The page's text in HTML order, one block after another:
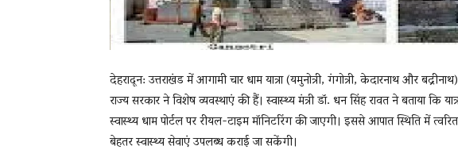
देहरादून: उत्तराखंड में आगामी चार धाम यात्रा (यमुनोत्री, गंगोत्री, केदारनाथ और
राज्य सरकार ने विशेष व्यवस्थाएं की हैं। स्वास्थ्य मंत्री डॉ. धन सिंह रावत ने बताया कि
स्वास्थ्य धाम पोर्टल पर रीयल-टाइम मॉनिटरिंग की जाएगी। इससे आपात स्थिति में
बेहतर स्वास्थ्य सेवाएं उपलब्ध कराई जा सकेंगी।